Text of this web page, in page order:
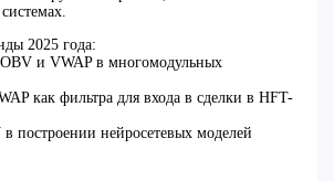
2025 года:
и VWAP в многомодульных
как фильтра для входа в сделки в HFT-
построении нейросетевых моделей